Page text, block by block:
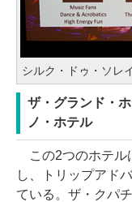
シルク・ドゥ・ソレ
ザ・グランド・
ノ・ホテル
この2つのホテル
し、トリップアド
ている。ザ・クパ